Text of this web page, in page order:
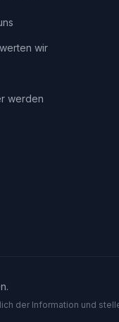
wir
werden
der Information und